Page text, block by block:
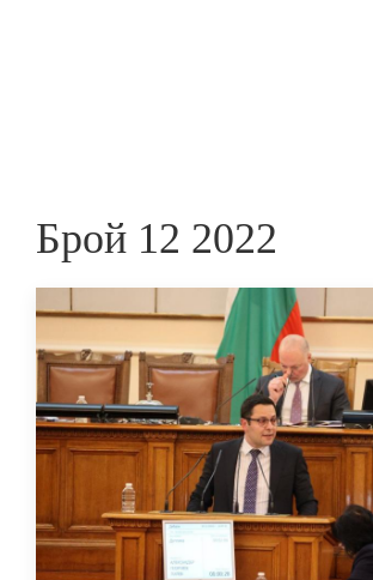
Брой 12 2022